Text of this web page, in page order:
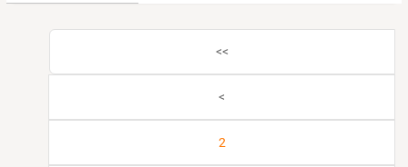
<<
<
2